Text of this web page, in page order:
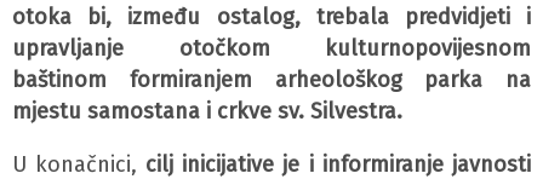
otoka bi, između ostalog, trebala predvidjeti i
upravljanje otočkom kulturnopovijesnom
baštinom formiranjem arheološkog parka na
mjestu samostana i crkve sv. Silvestra.
U konačnici, cilj inicijative je i informiranje javnosti